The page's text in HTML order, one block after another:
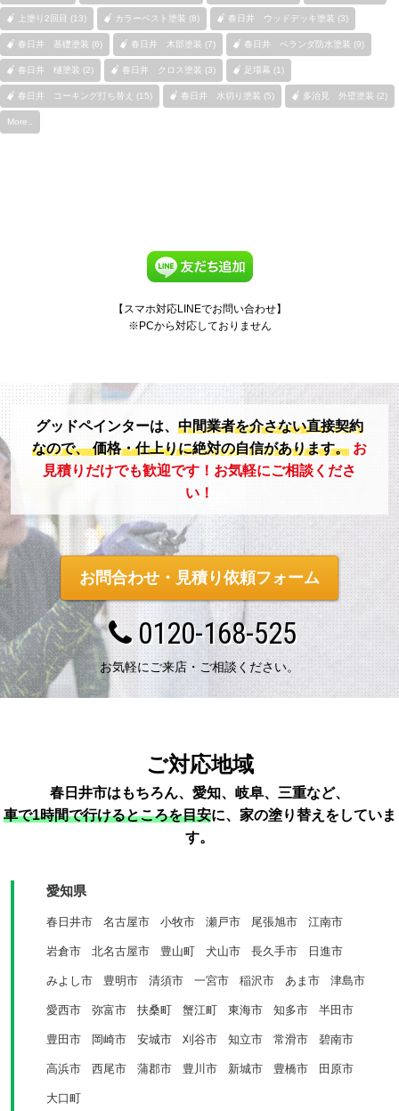
上塗り2回目 (13) カラーベスト塗装 (8) 春日井 ウッドデッキ塗装 (3)
春日井 基礎塗装 (6) 春日井 木部塗装 (7) 春日井 ベランダ防水塗装 (9)
春日井 樋塗装 (2) 春日井 クロス塗装 (3) 足場幕 (1)
春日井 コーキング打ち替え (15) 春日井 水切り塗装 (5) 多治見 外壁塗装 (2)
More..
【スマホ対応LINEでお問い合わせ】
※PCから対応しておりません
グッドペインターは、 中間業者を介さない直接契約
なので、価格・仕上りに絶対の自信があります。 お
見積りだけでも歓迎です！お気軽にご相談くださ
い！
お問合わせ・見積り依頼フォーム
0120-168-525
お気軽にご来店・ご相談ください。
ご対応地域
春日井市はもちろん、愛知、岐阜、三重など、
車で1時間で行けるところを目安に、家の塗り替えをしていま
す。
愛知県
春日井市 名古屋市 小牧市 瀬戸市 尾張旭市 江南市
岩倉市 北名古屋市 豊山町 犬山市 長久手市 日進市
みよし市 豊明市 清須市 一宮市 稲沢市 あま市 津島市
愛西市 弥富市 扶桑町 蟹江町 東海市 知多市 半田市
豊田市 岡崎市 安城市 刈谷市 知立市 常滑市 碧南市
高浜市 西尾市 蒲郡市 豊川市 新城市 豊橋市 田原市
大口町